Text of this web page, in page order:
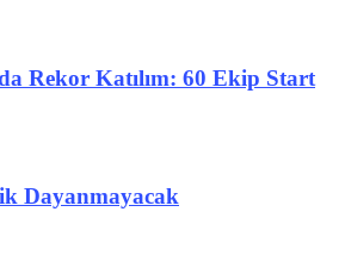
Rekor Katılım: 60 Ekip Start
Dayanmayacak